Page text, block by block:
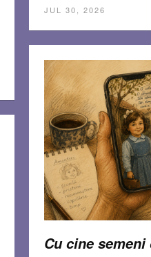
JUL 30, 2026
Cu cine semeni